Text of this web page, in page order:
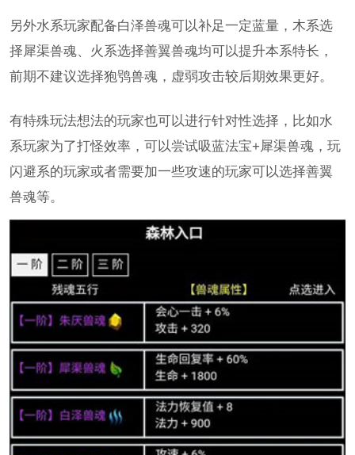
另外水系玩家配备白泽兽魂可以补足一定蓝量，木系选
择犀渠兽魂、火系选择善翼兽魂均可以提升本系特长，
前期不建议选择狍鸮兽魂，虚弱攻击较后期效果更好。
有特殊玩法想法的玩家也可以进行针对性选择，比如水
系玩家为了打怪效率，可以尝试吸蓝法宝+犀渠兽魂，玩
闪避系的玩家或者需要加一些攻速的玩家可以选择善翼
兽魂等。